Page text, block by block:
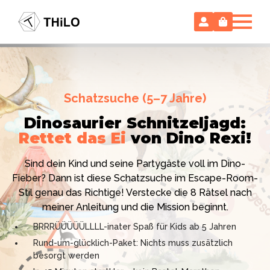
Hollywood-Action im
Kinderzimmer – ohne
Vorbereitungsstress!
Ich bin THiLO, "Dein SPIEGEL"-Bestseller-Autor und
TV-Profi (ZDF "1, 2 oder 3"). Entdecke jetzt meine
Schatzsuchen und Escape Rooms zum Sofort-
Download. Und natürlich meine Ebooks.
Schatzsuche (5–7 Jahre)
Dinosaurier Schnitzeljagd:
Rettet das Ei von Dino Rexi!
Sind dein Kind und seine Partygäste voll im Dino-
Fieber? Dann ist diese Schatzsuche im Escape-Room-
Stil genau das Richtige! Verstecke die 8 Rätsel nach
meiner Anleitung und die Mission beginnt.
BRRRÜÜÜÜÜLLLL-inater Spaß für Kids ab 5 Jahren
Rund-um-glücklich-Paket: Nichts muss zusätzlich
besorgt werden
Escape Room (ab 8 oder 12 Jahre)
Locked-up Agents: Im Labor
des Virologen
Das gab es noch nie: Verwandele dein Zuhause in ein
High-Tech Labor! Unser 24-seitiges PDF enthält alles:
Mission, Agentenausweise, Rätsel und Requisiten.
Knackt den Fall in 90 Minuten!
Kniffliger Rätselspaß für 2 bis 6 Spieler (8 - 11 oder 12–
99 Jahre)
Professionelles PDF: Agentenausweise & Schilder
inklusive